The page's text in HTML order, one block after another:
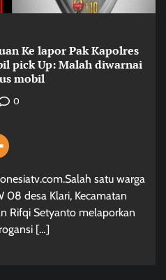
Ke lapor Pak Kapolres
pick Up: Malah diwarnai
mobil
0
satu warga
08 desa Klari, Kecamatan
Rifqi Setyanto melaporkan
[…]